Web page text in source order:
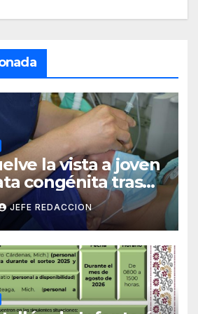
la vista a joven
congénita tras
limitación visual
JEFE REDACCION